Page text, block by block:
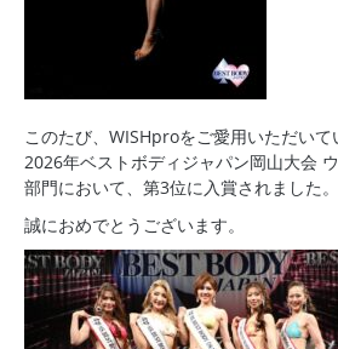
このたび、WISHproをご愛用いただいて
2026年ベストボディジャパン岡山大会
部門において、第3位に入賞されました。
誠におめでとうございます。